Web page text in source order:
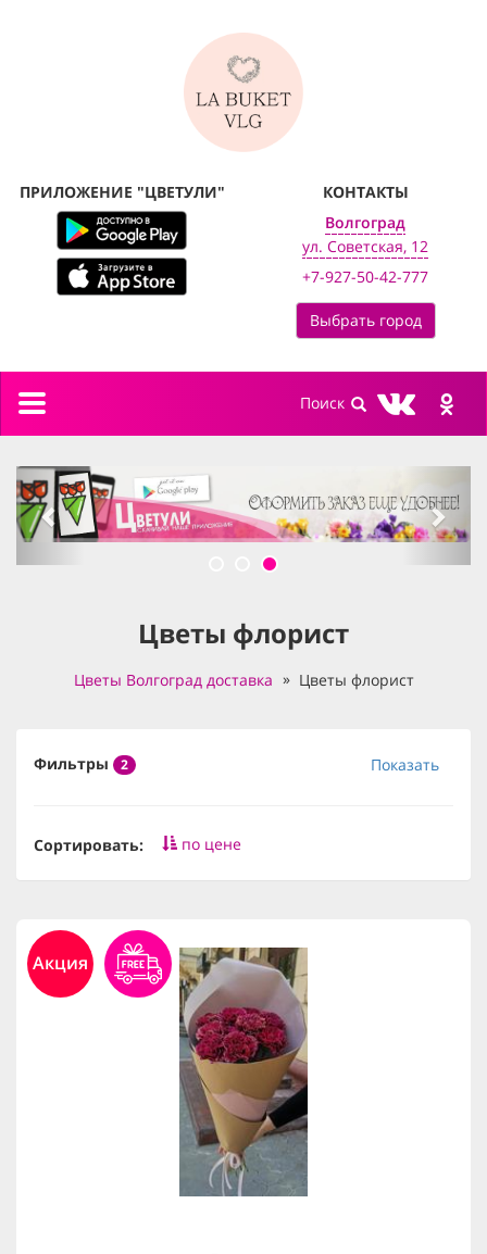
ПРИЛОЖЕНИЕ "ЦВЕТУЛИ"
КОНТАКТЫ
Волгоград
ул. Советская, 12
+7-927-50-42-777
Выбрать город
Toggle
previous
Цветы флорист
Цветы Волгоград доставка Цветы флорист
Фильтры 2 Показать
Сортировать: по цене
Акция